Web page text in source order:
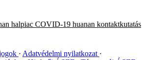
halpiac COVID-19 huanan kontaktkutatás
Adatvédelmi nyilatkozat